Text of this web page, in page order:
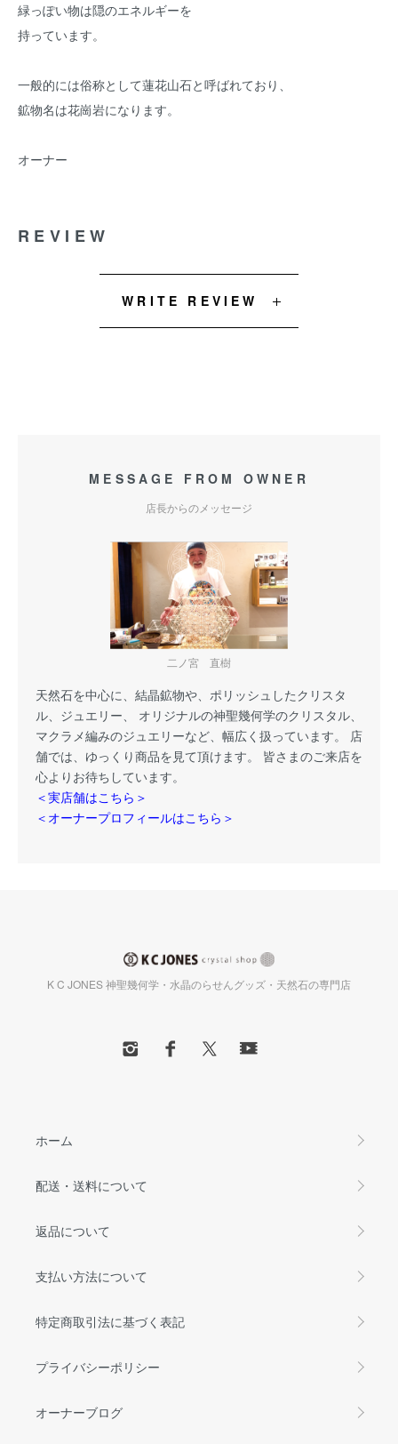
緑っぽい物は隠のエネルギーを
持っています。
一般的には俗称として蓮花山石と呼ばれており、
鉱物名は花崗岩になります。
オーナー
REVIEW
WRITE REVIEW
MESSAGE FROM OWNER
店長からのメッセージ
二ノ宮 直樹
天然石を中心に、結晶鉱物や、ポリッシュしたクリスタ
ル、ジュエリー、 オリジナルの神聖幾何学のクリスタル、
マクラメ編みのジュエリーなど、幅広く扱っています。 店
舗では、ゆっくり商品を見て頂けます。 皆さまのご来店を
心よりお待ちしています。
＜実店舗はこちら＞
＜オーナープロフィールはこちら＞
K C JONES 神聖幾何学・水晶のらせんグッズ・天然石の専門店
ホーム
配送・送料について
返品について
支払い方法について
特定商取引法に基づく表記
プライバシーポリシー
オーナーブログ